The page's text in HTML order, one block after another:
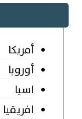
أمريكا
أوروبا
اسيا
افريقيا